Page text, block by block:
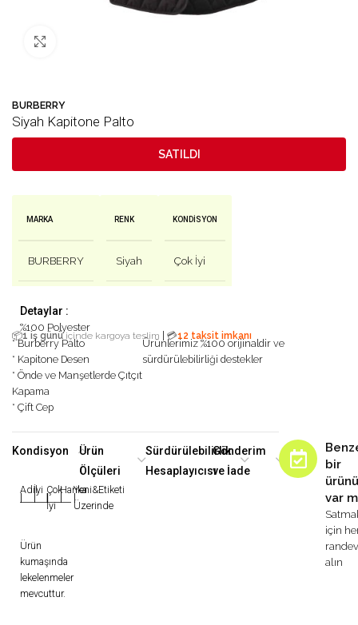
BURBERRY
Siyah Kapitone Palto
SATILDI
MARKA
BURBERRY
RENK
Siyah
KONDISYON
Çok İyi
Detaylar :
%100 Polyester
📦1 iş günüiçinde kargoya teslim 💳12 taksit imkanı
* Burberry Palto
* Kapitone Desen
* Önde ve Manşetlerde Çıtçıt
Kapama
* Çift Cep
Ürünlerimiz %100 orijinaldir ve
sürdürülebilirliği destekler
Kondisyon
Adilİyi
|
Çok
İyi
Harika
|
Yeni&Etiketi
Üzerinde
Ürün
kumaşında
lekelenmeler
mevcuttur.
Ürün
Ölçüleri
Sürdürülebilirlik
Hesaplayıcısı
Gönderim
ve İade
bir
var
için
alın